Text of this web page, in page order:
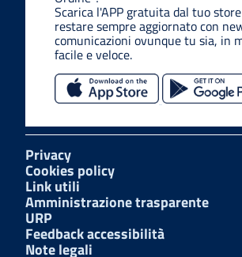
Scarica l'APP gratuita dal tuo
restare sempre aggiornato con
comunicazioni ovunque tu sia, in
facile e veloce.
Privacy
Cookies policy
Link utili
Amministrazione trasparente
URP
Feedback accessibilità
Note legali